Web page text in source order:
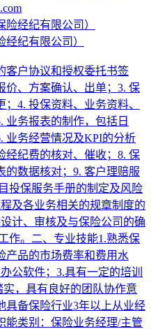
纪有限公司）
客户协议和授权委托书签
价、方案确认、出单；3. 保
4. 投保资料、业务资料、
业务报表的制作，包括日
业务经营情况及KPI的分析
经纪费的核对、催收；8. 保
的数据核对；9. 客户理赔服
投保服务手册的制定及风险
及各业务相关的规章制度的
计、审核及与保险公司的确
作。二、专业技能1.熟悉保
产品的市场费率和费用水
公软件；3.具有一定的培训
，具有良好的团队协作意
具备保险行业3年以上从业经
能类别：保险业务经理/主管